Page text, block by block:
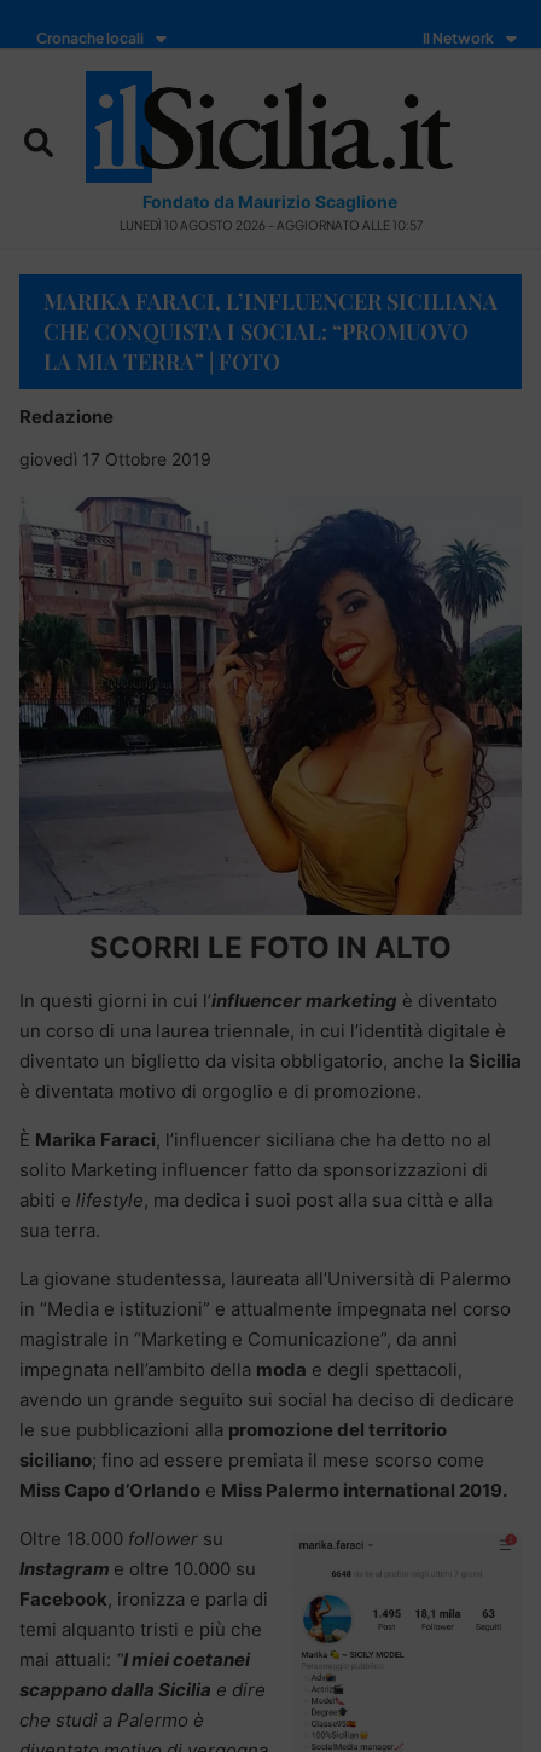
Cronache locali Il Network
Fondato da Maurizio Scaglione
LUNEDÌ 10 AGOSTO 2026 - AGGIORNATO ALLE 10:57
MARIKA FARACI, L’INFLUENCER SICILIANA
CHE CONQUISTA I SOCIAL: “PROMUOVO
LA MIA TERRA” | FOTO
Redazione
giovedì 17 Ottobre 2019
SCORRI LE FOTO IN ALTO
In questi giorni in cui l’influencer marketing è diventato
un corso di una laurea triennale, in cui l’identità digitale è
diventato un biglietto da visita obbligatorio, anche la Sicilia
è diventata motivo di orgoglio e di promozione.
È Marika Faraci, l’influencer siciliana che ha detto no al
solito Marketing influencer fatto da sponsorizzazioni di
abiti e lifestyle, ma dedica i suoi post alla sua città e alla
sua terra.
La giovane studentessa, laureata all’Università di Palermo
in “Media e istituzioni” e attualmente impegnata nel corso
magistrale in “Marketing e Comunicazione”, da anni
impegnata nell’ambito della moda e degli spettacoli,
avendo un grande seguito sui social ha deciso di dedicare
le sue pubblicazioni alla promozione del territorio
siciliano; fino ad essere premiata il mese scorso come
Miss Capo d’Orlando e Miss Palermo international 2019.
Oltre 18.000 follower su
Instagram e oltre 10.000 su
Facebook, ironizza e parla di
temi alquanto tristi e più che
mai attuali: “I miei coetanei
scappano dalla Sicilia e dire
che studi a Palermo è